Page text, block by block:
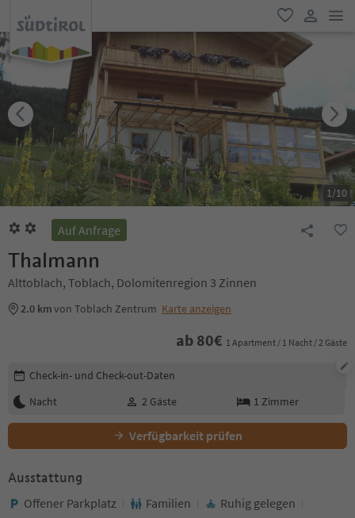
favorit
1/10
Auf Anfrage
Thalmann
Alttoblach, Toblach, Dolomitenregion 3 Zinnen
2.0 kmvon Toblach Zentrum Karte anzeigen
ab 80€ 1 Apartment / 1 Nacht / 2 Gäste
Buchungsdetails bearbeiten
Check-in- und Check-out-Daten
Nacht
2 Gäste 1 Zimmer
Verfügbarkeit prüfen
Ausstattung
Offener Parkplatz Familien
Ruhig gelegen